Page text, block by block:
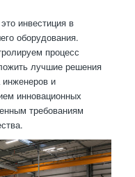
инвестиция в
оборудования.
процесс
лучшие решения
и
инновационных
требованиям